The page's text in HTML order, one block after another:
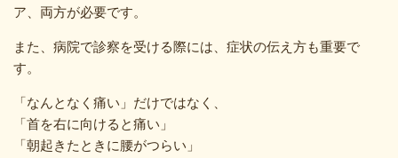
ア、両方が必要です。
また、病院で診察を受ける際には、症状の伝え方も重要で
す。
「なんとなく痛い」だけではなく、
「首を右に向けると痛い」
「朝起きたときに腰がつらい」